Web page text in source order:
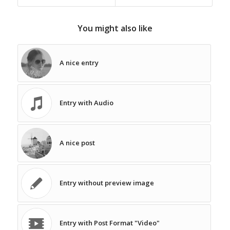
You might also like
A nice entry
Entry with Audio
A nice post
Entry without preview image
Entry with Post Format "Video"